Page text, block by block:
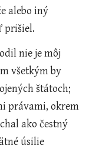
alebo iný
prišiel.
všetkým by
štátoch;
právami, okrem
ako čestný
úsilie